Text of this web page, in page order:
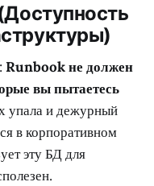
Runbook не должен
вы пытаетесь
упала и дежурный
в корпоративном
эту БД для